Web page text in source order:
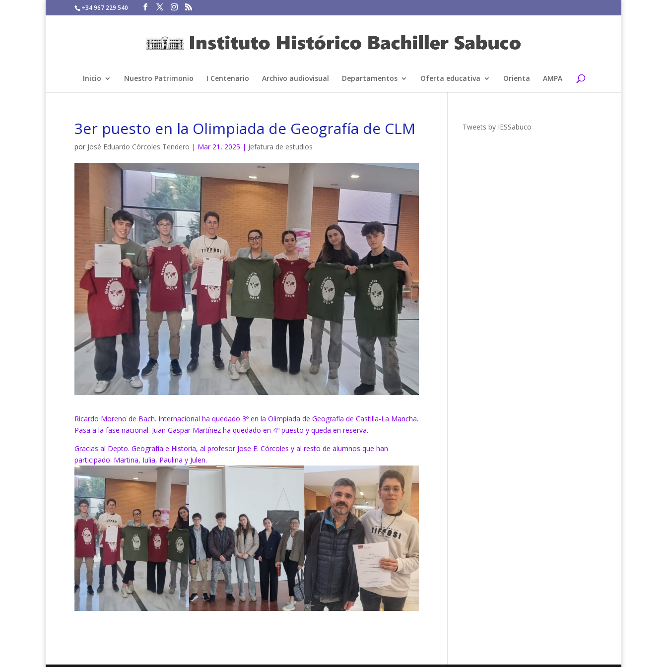
+34 967 229 540
Inicio Nuestro Patrimonio I Centenario Archivo audiovisual Departamentos Oferta educativa Orienta AMPA
3er puesto en la Olimpiada de Geografía de CLM
por José Eduardo Córcoles Tendero | Mar 21, 2025 | Jefatura de estudios
Ricardo Moreno de Bach. Internacional ha quedado 3º en la Olimpiada de Geografía de Castilla-La Mancha.
Pasa a la fase nacional. Juan Gaspar Martínez ha quedado en 4º puesto y queda en reserva.
Gracias al Depto. Geografía e Historia, al profesor Jose E. Córcoles y al resto de alumnos que han
participado: Martina, Iulia, Paulina y Julen.
Tweets by IESSabuco